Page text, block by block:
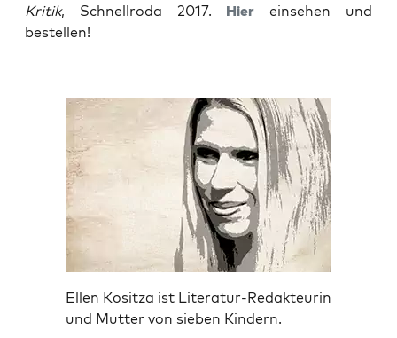
Kri­tik, Schnell­ro­da 2017. Hier ein­se­hen und
bestellen!
Ellen Kositza ist Literatur-Redakteurin
und Mutter von sieben Kindern.